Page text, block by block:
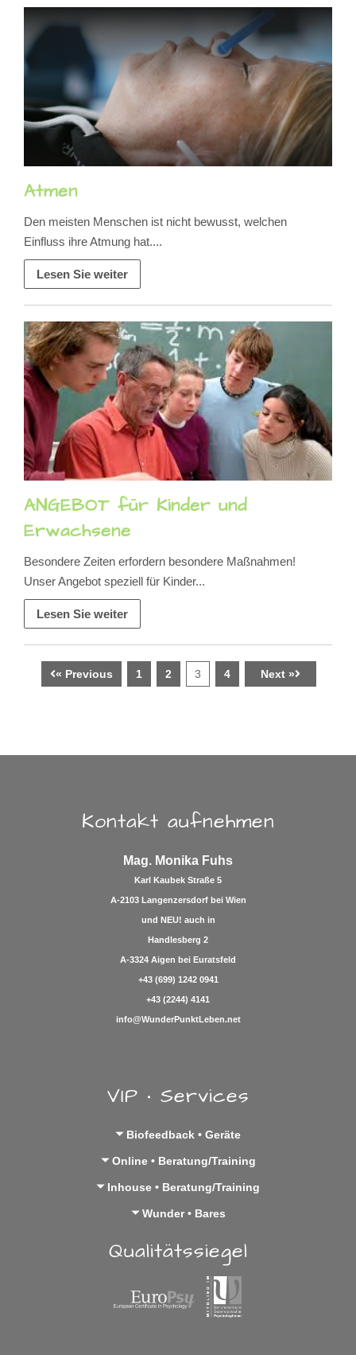
Atmen
Den meisten Menschen ist nicht bewusst, welchen
Einfluss ihre Atmung hat....
Lesen Sie weiter
ANGEBOT für Kinder und
Erwachsene
Besondere Zeiten erfordern besondere Maßnahmen!
Unser Angebot speziell für Kinder...
Lesen Sie weiter
« Previous 1 2 3 4 Next »
Kontakt aufnehmen
Mag. Monika Fuhs
Karl Kaubek Straße 5
A-2103 Langenzersdorf bei Wien
und NEU! auch in
Handlesberg 2
A-3324 Aigen bei Euratsfeld
+43 (699) 1242 0941
+43 (2244) 4141
info@WunderPunktLeben.net
VIP • Services
Biofeedback • Geräte
Online • Beratung/Training
Inhouse • Beratung/Training
Wunder • Bares
Qualitätssiegel